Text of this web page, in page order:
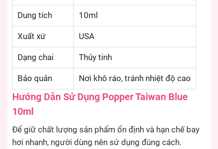
Dung tích 10ml
Xuất xứ USA
Dạng chai Thủy tinh
Bảo quản Nơi khô ráo, tránh nhiệt độ cao
Hướng Dẫn Sử Dụng Popper Taiwan Blue
10ml
Để giữ chất lượng sản phẩm ổn định và hạn chế bay
hơi nhanh, người dùng nên sử dụng đúng cách.